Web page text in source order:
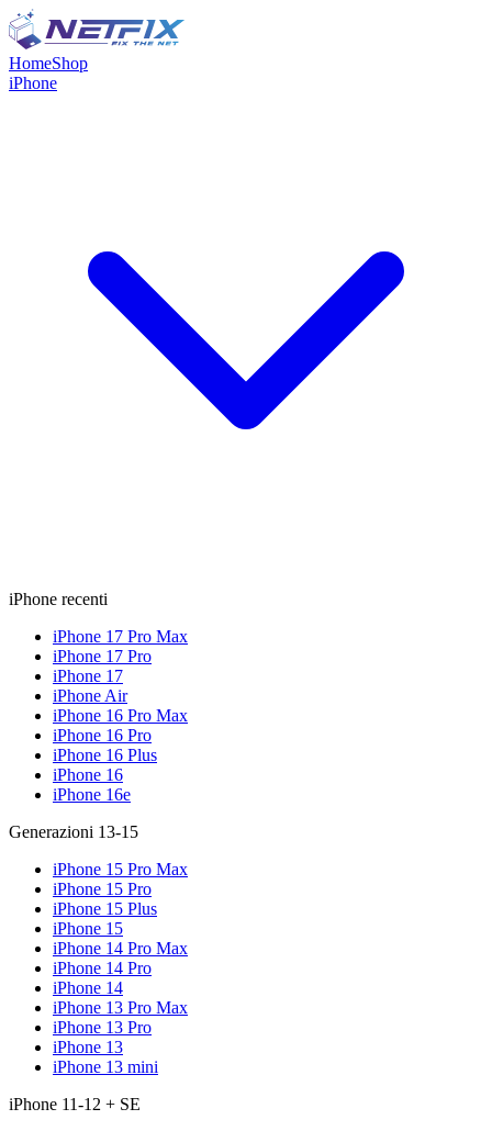
HomeShop
iPhone
iPhone recenti
iPhone 17 Pro Max
iPhone 17 Pro
iPhone 17
iPhone Air
iPhone 16 Pro Max
iPhone 16 Pro
iPhone 16 Plus
iPhone 16
iPhone 16e
Generazioni 13-15
iPhone 15 Pro Max
iPhone 15 Pro
iPhone 15 Plus
iPhone 15
iPhone 14 Pro Max
iPhone 14 Pro
iPhone 14
iPhone 13 Pro Max
iPhone 13 Pro
iPhone 13
iPhone 13 mini
iPhone 11-12 + SE